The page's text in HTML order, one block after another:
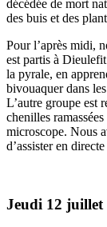
décédée de mort
des buis et des
Pour l’après midi,
est partis à
la pyrale, en
bivouaquer dans
L’autre groupe est
chenilles
microscope. Nous
d’assister en
Jeudi 12 juillet